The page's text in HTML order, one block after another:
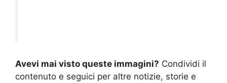
Avevi mai visto queste immagini? Condividi il
contenuto e seguici per altre notizie, storie e